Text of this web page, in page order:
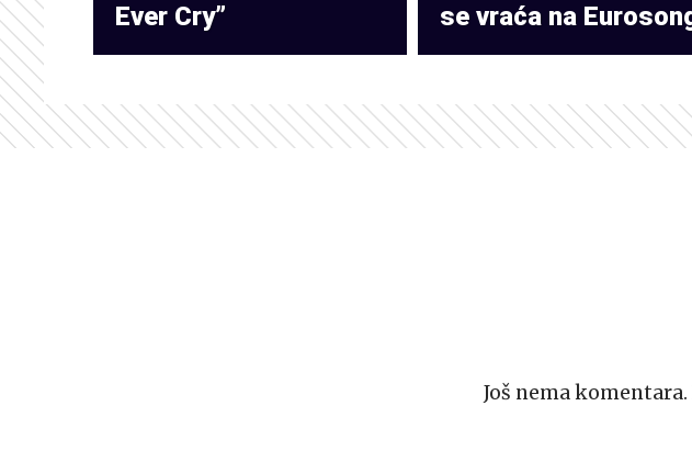
Ever Cry”
se vraća na
Još nema